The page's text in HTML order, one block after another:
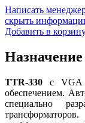
Написать
скрыть
Добавить в
TTR-330 с VGA
обеспечением.
специально